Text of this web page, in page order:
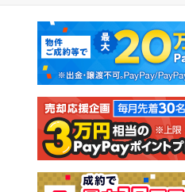
新築マンション
新築一戸建て
注文住宅
売却査定
マンションカタログ